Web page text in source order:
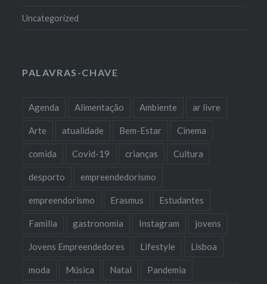
Uncategorized
PALAVRAS-CHAVE
Agenda Alimentação Ambiente ar livre
Arte atualidade Bem-Estar Cinema
comida Covid-19 crianças Cultura
desporto empreendedorismo
empreendorismo Erasmus Estudantes
Familia gastronomia Instagram jovens
Jovens Empreendedores Lifestyle Lisboa
moda Música Natal Pandemia